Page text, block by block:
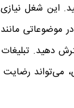
شغل نیازی
دهید.
رضایت